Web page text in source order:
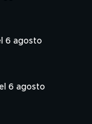
6 agosto
6 agosto